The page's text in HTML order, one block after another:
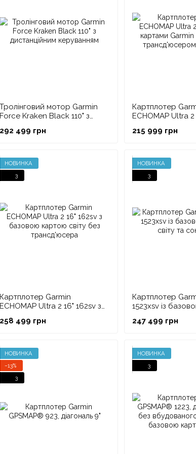
Тролінговий мотор Garmin
Force Kraken Black 110" з
292 499 грн
Картплотер
ECHOMAP Ultra 2
трансд'юсером
215 999 грн
НОВИНКА
3
Картплотер Garmin
ECHOMAP Ultra 2 16" 162sv з
трансд'юсера
258 499 грн
НОВИНКА
3
Картплотер
1523xsv із
247 499 грн
НОВИНКА
−13%
3
НОВИНКА
3